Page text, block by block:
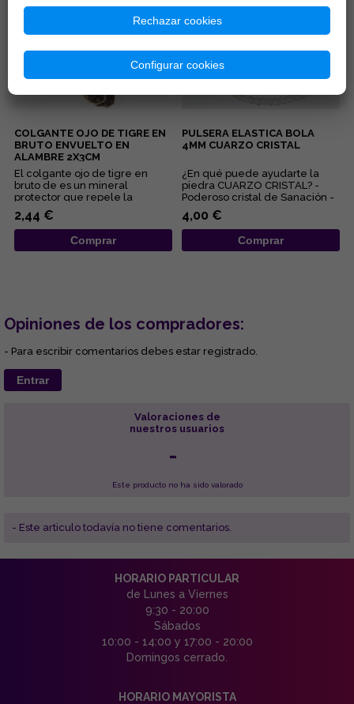
COLGANTE OJO DE TIGRE EN
BRUTO ENVUELTO EN
ALAMBRE 2X3CM
El colgante ojo de tigre en
bruto de es un mineral
protector que repele la
negatividad, potencia la fuerza
de ...
2,44 €
Comprar
PULSERA ELASTICA BOLA
4MM CUARZO CRISTAL
¿En qué puede ayudarte la
piedra CUARZO CRISTAL? -
Poderoso cristal de Sanación -
Limpia y purifica a nivel ...
4,00 €
Comprar
Opiniones de los compradores:
- Para escribir comentarios debes estar registrado.
Entrar
Valoraciones de
nuestros usuarios
-
Este producto no ha sido valorado
- Este articulo todavía no tiene comentarios.
HORARIO PARTICULAR
de Lunes a Viernes
9:30 - 20:00
Sábados
10:00 - 14:00 y 17:00 - 20:00
Domingos cerrado.
HORARIO MAYORISTA
Rechazar cookies
Configurar cookies